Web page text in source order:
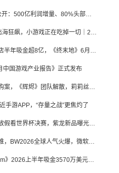
游戏AI“账本”公开：500亿利润增量、80%头部入局，谁在闷声发财？
端游“复活”，出海狂飙，小游戏正在吃掉一切｜2026上半年产业报告
仅苹果谷歌商店半年吸金超8亿，《终末地》6月份收入显著回暖
中国游戏产业报告》正式发布
腾讯曝百亿收购案，《辉烬》团队解散，莉莉丝新作曝光｜陀螺周报
手游APP，“存量之战”更焦灼了
三七网易Avia放假看世界杯决赛，紫龙新品曝光，米哈游新作上线 | 陀螺周报
暑期档新作扎堆，BW2026全球人气火爆，微软XBOX大裁员|陀螺周报
《皮克敏 Bloom》2026上半年吸金3570万美元，中国台湾成最大市场